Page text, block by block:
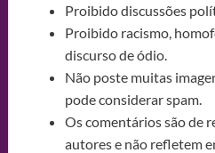
Proibido discussões
Proibido racismo,
discurso de ódio.
Não poste muitas
pode considerar spam.
Os comentários são de
autores e não refletem